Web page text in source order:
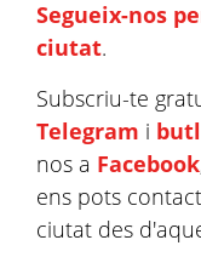
Segueix-nos
ciutat.
Subscriu-te
Telegram i
nos a Facebook
ens pots
ciutat des